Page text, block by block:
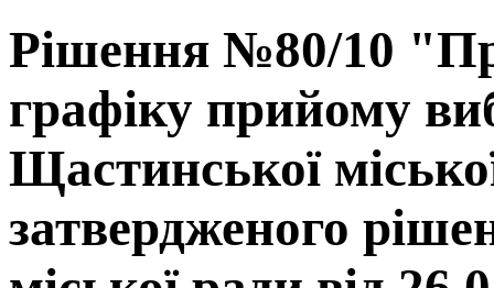
Рішення №80/10
графіку прийому
Щастинської
затвердженого